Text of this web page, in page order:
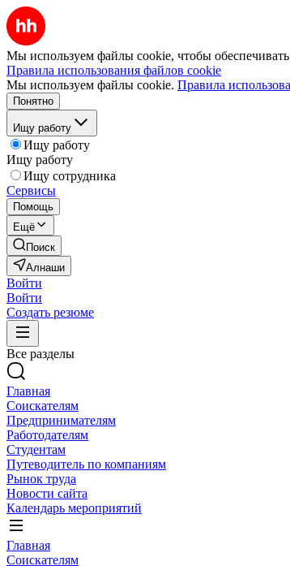
Мы используем файлы cookie, чтобы
Правила использования файлов cookie
Мы используем файлы cookie. Правила
Понятно
Ищу работу
Ищу работу
Ищу работу
Ищу сотрудника
Сервисы
Помощь
Ещё
Поиск
Алнаши
Войти
Войти
Создать резюме
Все разделы
Главная
Соискателям
Предпринимателям
Работодателям
Студентам
Путеводитель по компаниям
Рынок труда
Новости сайта
Календарь мероприятий
Главная
Соискателям